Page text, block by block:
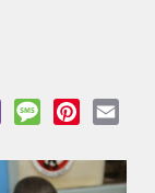
Viber MessagePinterest